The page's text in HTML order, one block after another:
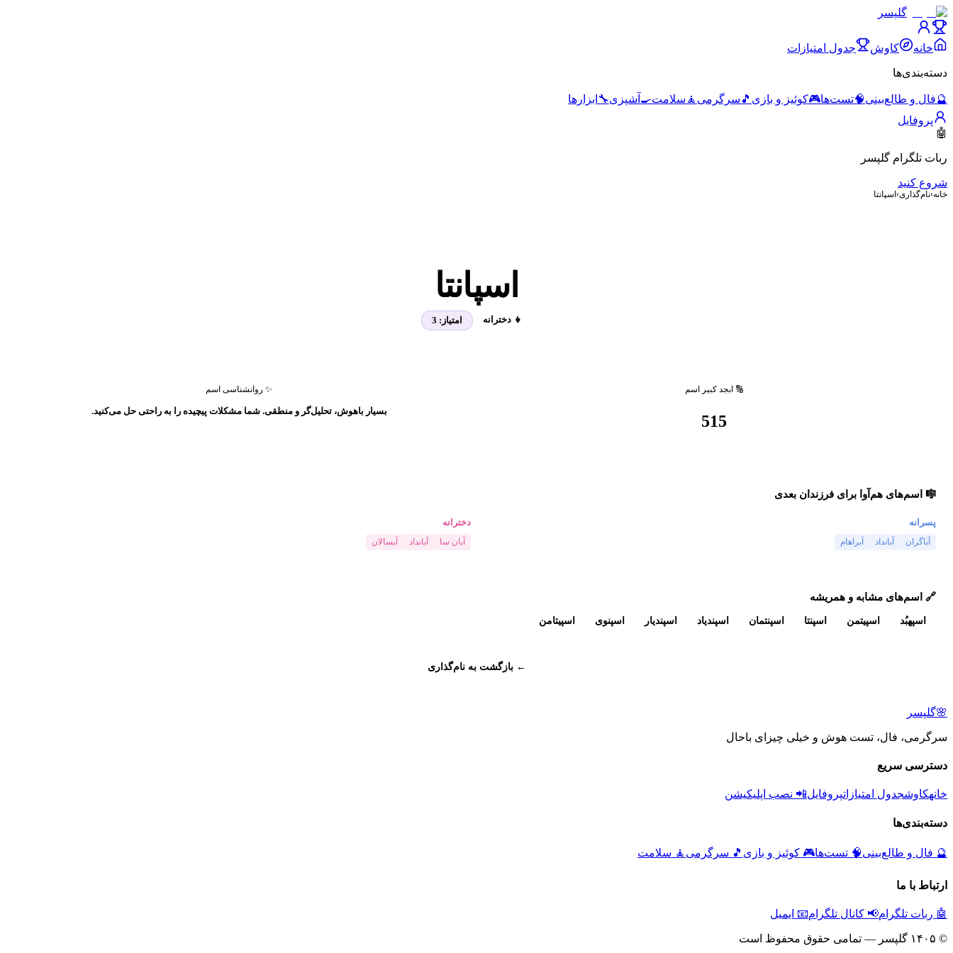
گلپسر
خانه کاوش جدول امتیازات
دسته‌بندی‌ها
🔮فال و طالع‌بینی🧠تست‌ها🎮کوئیز و بازی 🎵 سرگرمی 🧘 سلامت🍳 آشپزی🔧 ابزارها
پروفایل
🤖
ربات تلگرام گلپسر
شروع کنید
خانه›نام‌گذاری› اسپانتا
اسپانتا
👧 دخترانه امتیاز: 3
🔢 ابجد کبیر اسم
515
✨ روانشناسی اسم
بسیار باهوش، تحلیل‌گر و منطقی. شما مشکلات پیچیده را به راحتی حل می‌کنید.
🎼 اسم‌های هم‌آوا برای فرزندان بعدی
پسرانه
آباگران آبانداد آبراهام
دخترانه
آبان سا آبانداد آبسالان
🔗 اسم‌های مشابه و همریشه
اسپهبُد اسپیتمن اسپنتا اسپنتمان اسپندیاد اسپندیار اسپنوی اسپیتامن
← بازگشت به نام‌گذاری
🌸گلپسر
سرگرمی، فال، تست هوش و خیلی چیزای باحال
دسترسی سریع
خانهکاوشجدول امتیازاتپروفایل📲 نصب اپلیکیشن
دسته‌بندی‌ها
🔮 فال و طالع‌بینی🧠 تست‌ها🎮 کوئیز و بازی 🎵 سرگرمی 🧘 سلامت
ارتباط با ما
🤖 ربات تلگرام📢 کانال تلگرام📧 ایمیل
© ۱۴۰۵ گلپسر — تمامی حقوق محفوظ است